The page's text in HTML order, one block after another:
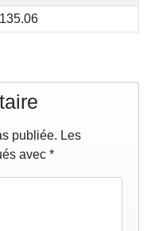
publiée. Les
avec *